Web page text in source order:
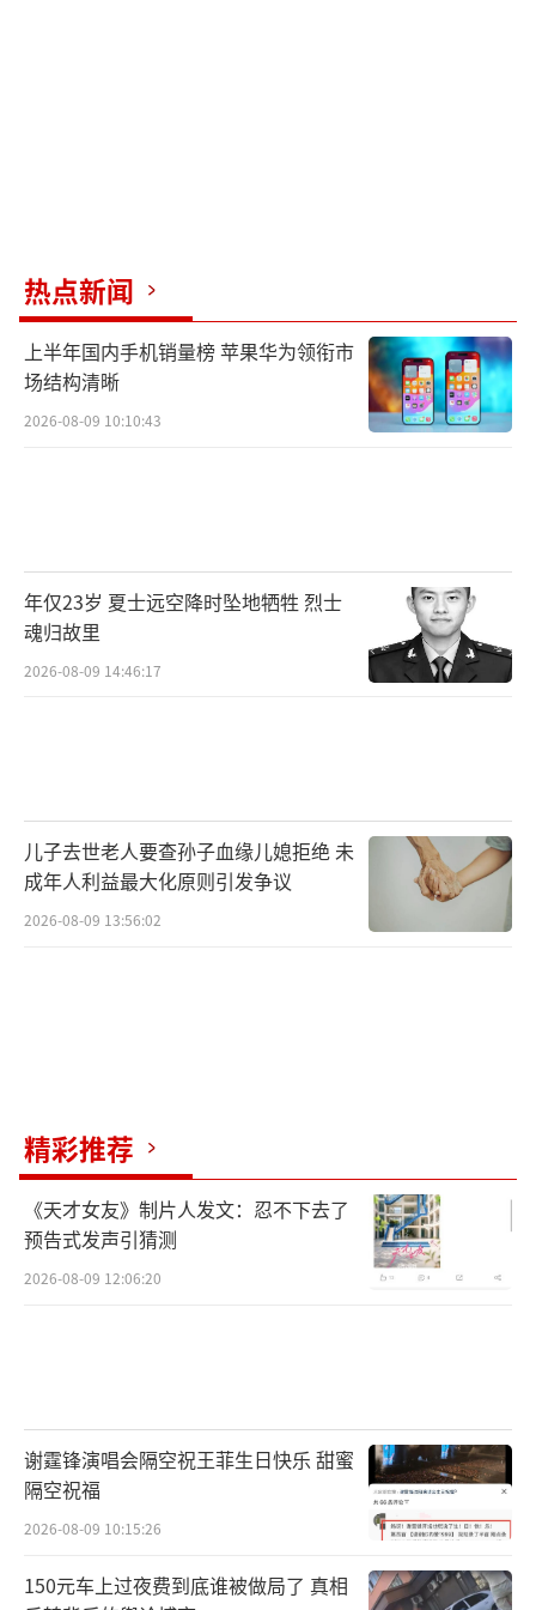
热点新闻
上半年国内手机销量榜 苹果华为领衔市
场结构清晰
2026-08-09 10:10:43
年仅23岁 夏士远空降时坠地牺牲 烈士
魂归故里
2026-08-09 14:46:17
儿子去世老人要查孙子血缘儿媳拒绝 未
成年人利益最大化原则引发争议
2026-08-09 13:56:02
精彩推荐
《天才女友》制片人发文：忍不下去了
预告式发声引猜测
2026-08-09 12:06:20
谢霆锋演唱会隔空祝王菲生日快乐 甜蜜
隔空祝福
2026-08-09 10:15:26
150元车上过夜费到底谁被做局了 真相